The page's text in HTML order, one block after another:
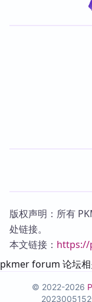
版权声明：所有
处链接。
本文链接： https://
pkmer forum 论坛相
© 2022-2026